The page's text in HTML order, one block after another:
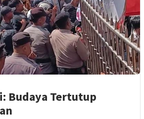
Budaya Tertutup